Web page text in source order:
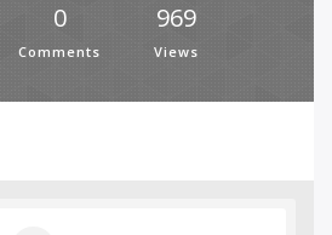
0
Comments
969
Views